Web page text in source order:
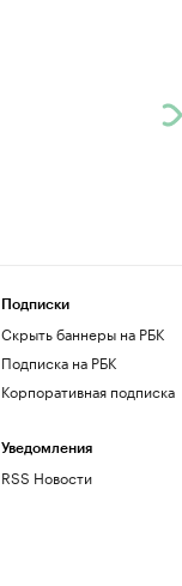
Подписки
Скрыть баннеры на РБК
Подписка на РБК
Корпоративная подписка
Уведомления
RSS Новости